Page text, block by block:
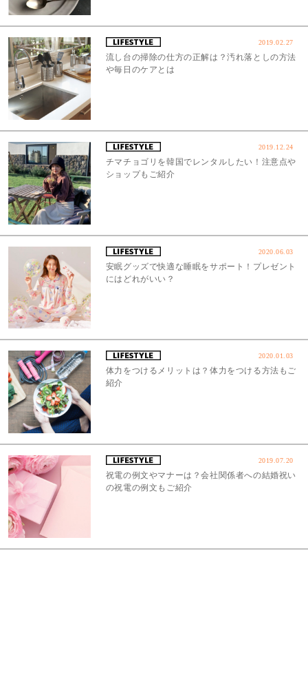
2019.02.27
流し台の掃除の仕方の正解は？汚れ落としの方法
や毎日のケアとは
2019.12.24
チマチョゴリを韓国でレンタルしたい！注意点や
ショップもご紹介
2020.06.03
安眠グッズで快適な睡眠をサポート！プレゼント
にはどれがいい？
2020.01.03
体力をつけるメリットは？体力をつける方法もご
紹介
2019.07.20
祝電の例文やマナーは？会社関係者への結婚祝い
の祝電の例文もご紹介